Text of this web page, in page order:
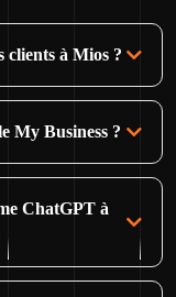
clients à Mios ?
My Business ?
ChatGPT à